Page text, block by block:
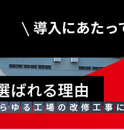
導入にあたっ